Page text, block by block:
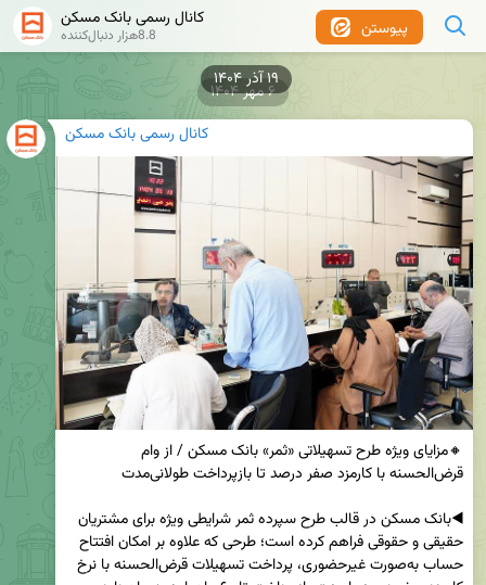
۱۹ آذر ۱۴۰۴
پیوستن کانال رسمی بانک مسکن
8.8هزار دنبال‌کننده
کانال رسمی بانک مسکن
۶ مهر ۱۴۰۴